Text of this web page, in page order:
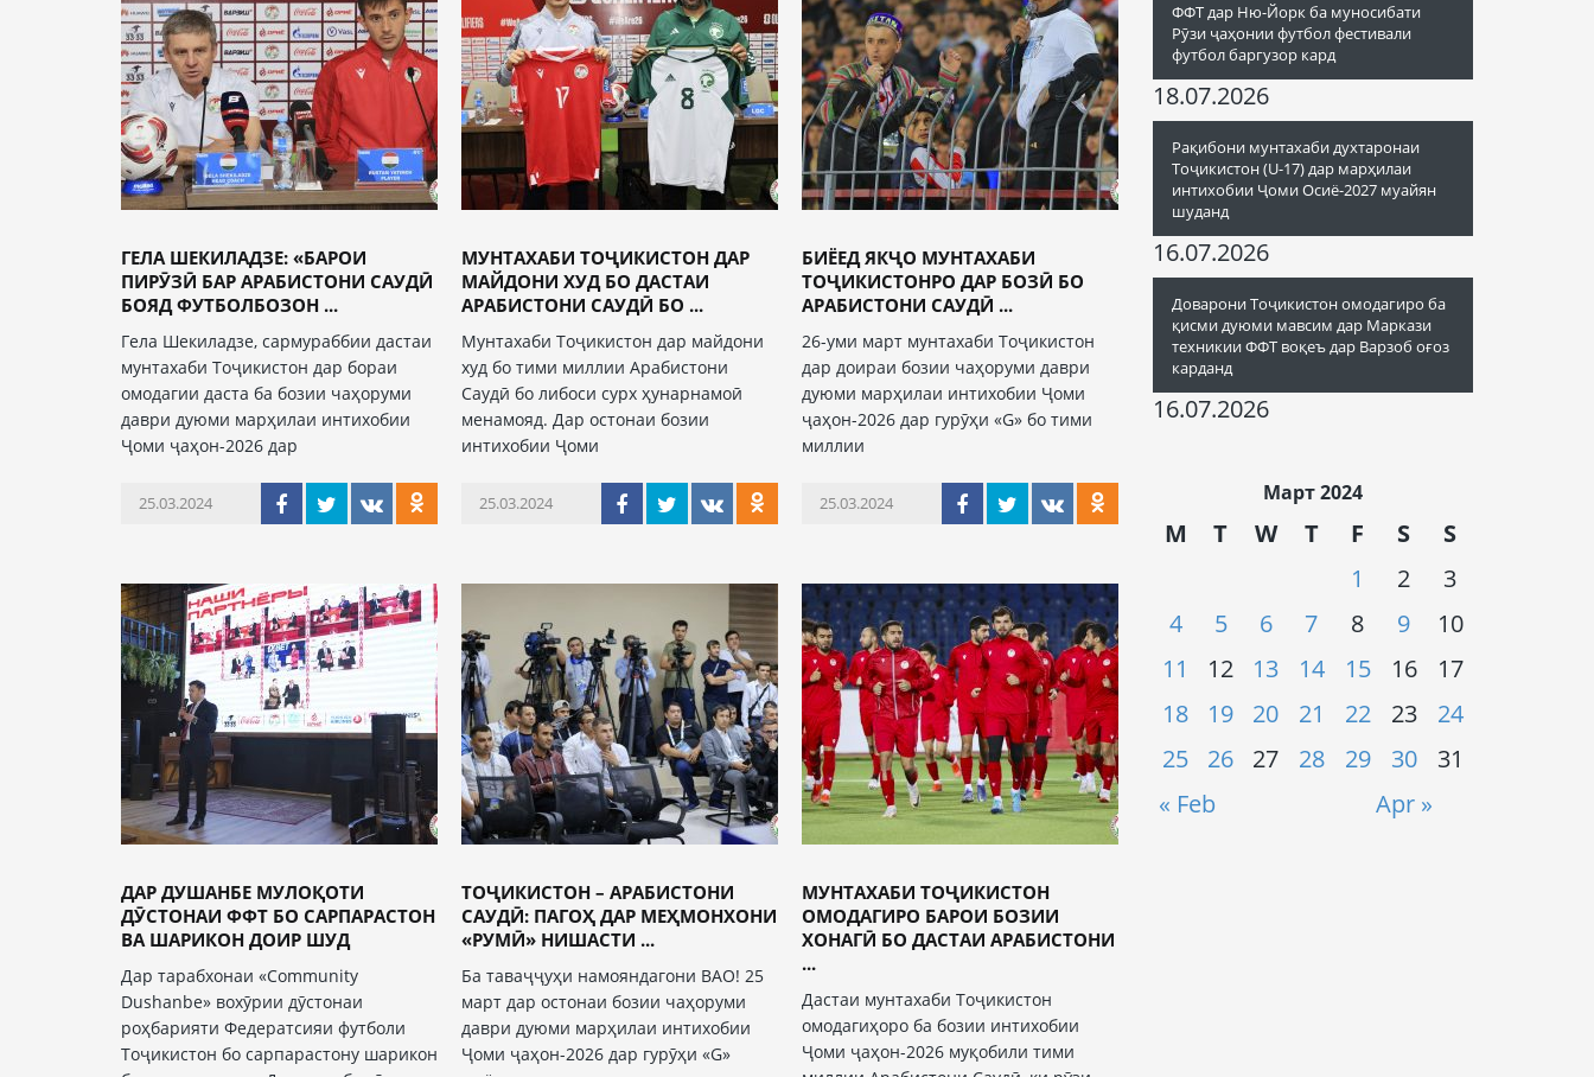
ГЕЛА ШЕКИЛАДЗЕ: «БАРОИ
ПИРӮЗӢ БАР АРАБИСТОНИ САУДӢ
БОЯД ФУТБОЛБОЗОН ...
Гела Шекиладзе, сармураббии дастаи
мунтахаби Тоҷикистон дар бораи
омодагии даста ба бозии чаҳоруми
даври дуюми марҳилаи интихобии
Ҷоми ҷаҳон-2026 дар
25.03.2024
МУНТАХАБИ ТОҶИКИСТОН ДАР
МАЙДОНИ ХУД БО ДАСТАИ
АРАБИСТОНИ САУДӢ БО ...
Мунтахаби Тоҷикистон дар майдони
худ бо тими миллии Арабистони
Саудӣ бо либоси сурх ҳунарнамоӣ
менамояд. Дар остонаи бозии
интихобии Ҷоми
25.03.2024
БИЁЕД ЯКҶО МУНТАХАБИ
ТОҶИКИСТОНРО ДАР БОЗӢ БО
АРАБИСТОНИ САУДӢ ...
26-уми март мунтахаби Тоҷикистон
дар доираи бозии чаҳоруми даври
дуюми марҳилаи интихобии Ҷоми
ҷаҳон-2026 дар гурӯҳи «G» бо тими
миллии
25.03.2024
ДАР ДУШАНБЕ МУЛОҚОТИ
ДӮСТОНАИ ФФТ БО САРПАРАСТОН
ВА ШАРИКОН ДОИР ШУД
Дар тарабхонаи «Community
Dushanbe» вохӯрии дӯстонаи
роҳбарияти Федератсияи футболи
Тоҷикистон бо сарпарастону шарикон
ТОҶИКИСТОН – АРАБИСТОНИ
САУДӢ: ПАГОҲ ДАР МЕҲМОНХОНИ
«РУМӢ» НИШАСТИ ...
Ба таваҷҷуҳи намояндагони ВАО! 25
март дар остонаи бозии чаҳоруми
даври дуюми марҳилаи интихобии
Ҷоми ҷаҳон-2026 дар гурӯҳи «G»
МУНТАХАБИ ТОҶИКИСТОН
ОМОДАГИРО БАРОИ БОЗИИ
ХОНАГӢ БО ДАСТАИ АРАБИСТОНИ
...
Дастаи мунтахаби Тоҷикистон
омодагиҳоро ба бозии интихобии
Ҷоми ҷаҳон-2026 муқобили тими
ФФТ дар Ню-Йорк ба муносибати
Рӯзи ҷаҳонии футбол фестивали
футбол баргузор кард
18.07.2026
Рақибони мунтахаби духтаронаи
Тоҷикистон (U-17) дар марҳилаи
интихобии Ҷоми Осиё-2027 муайян
шуданд
16.07.2026
Доварони Тоҷикистон омодагиро ба
қисми дуюми мавсим дар Маркази
техникии ФФТ воқеъ дар Варзоб оғоз
карданд
16.07.2026
Март 2024
M T W T F S S
« Feb Apr »
1 2
3
4
5 6 7 8 9
10
11
12 13 14 15 16
17
18
19 20 21 22 23
24
25
26 27 28 29 30 31